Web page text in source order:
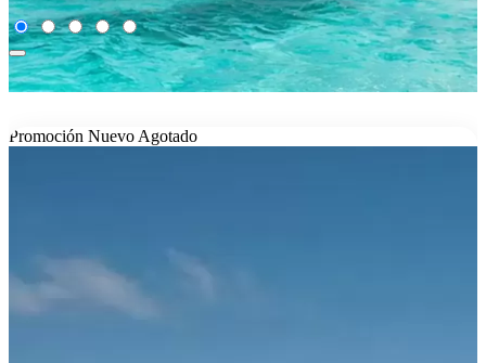
Promoción Nuevo Agotado